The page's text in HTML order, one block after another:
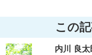
この
内川 良太